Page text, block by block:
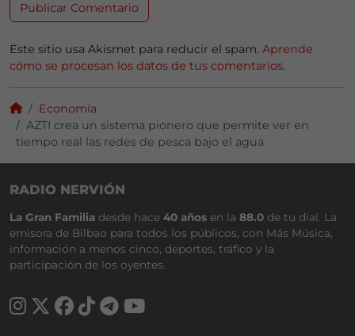
Este sitio usa Akismet para reducir el spam. Aprende
cómo se procesan los datos de tus comentarios.
Economía
AZTI crea un sistema pionero que permite ver en
tiempo real las redes de pesca bajo el agua
RADIO NERVIÓN
La Gran Familia desde hace 40 años en la 88.0 de tu dial. La
emisora de Bilbao para todos los públicos, con Más Música,
información a menos cinco, deportes, tráfico y la
participación de los oyentes.